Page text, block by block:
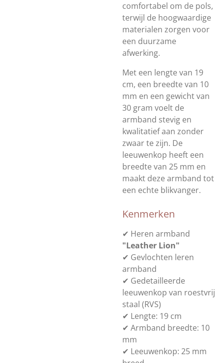
comfortabel om de pols,
terwijl de hoogwaardige
materialen zorgen voor
een duurzame
afwerking.
Met een lengte van 19
cm, een breedte van 10
mm en een gewicht van
30 gram voelt de
armband stevig en
kwalitatief aan zonder
zwaar te zijn. De
leeuwenkop heeft een
breedte van 25 mm en
maakt deze armband tot
een echte blikvanger.
Kenmerken
✔ Heren armband
"Leather Lion"
✔ Gevlochten leren
armband
✔ Gedetailleerde
leeuwenkop van roestvrij
staal (RVS)
✔ Lengte: 19 cm
✔ Armband breedte: 10
mm
✔ Leeuwenkop: 25 mm